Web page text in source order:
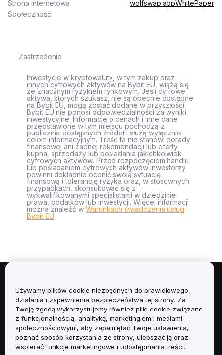
Strona internetowa wolfswap.appWhitePaper
Społeczność
Zastrzeżenie
Inwestycje w kryptowaluty, w tym zakup oraz
innych cyfrowych aktywów na Bybit EU, wiążą się
ze znacznym ryzykiem rynkowym. Jeśli cyfrowe
aktywa, których szukasz, nie są obecnie dostępne
na Bybit EU, mogą zostać dodane w przyszłości.
Bybit EU nie ponosi odpowiedzialności za wyniki
inwestycyjne. Informacje o cenach i inne dane
przedstawione w tym miejscu pochodzą z
publicznie dostępnych źródeł i służą wyłącznie
celom informacyjnym. Treść ta nie stanowi porady
finansowej ani żadnej rekomendacji lub oferty
kupna, sprzedaży lub posiadania jakichkolwiek
cyfrowych aktywów. Przed rozpoczęciem handlu
lub posiadaniem cyfrowych aktywów inwestorzy
powinni dokładnie ocenić swoją sytuację
finansową i tolerancję ryzyka oraz, w stosownych
przypadkach, skonsultować się z
wykwalifikowanymi specjalistami w dziedzinie
prawa, podatków lub inwestycji. Więcej informacji
można znaleźć w Warunkach świadczenia usług
Bybit EU.
Informacje
Usługi
Obsługa Klienta
Używamy plików cookie niezbędnych do prawidłowego
działania i zapewnienia bezpieczeństwa tej strony. Za
Twoją zgodą wykorzystujemy również pliki cookie związane
z funkcjonalnością, analityką, marketingiem i mediami
społecznościowymi, aby zapamiętać Twoje ustawienia,
poznać sposób korzystania ze strony, ulepszać ją oraz
wspierać funkcje marketingowe i udostępniania treści.